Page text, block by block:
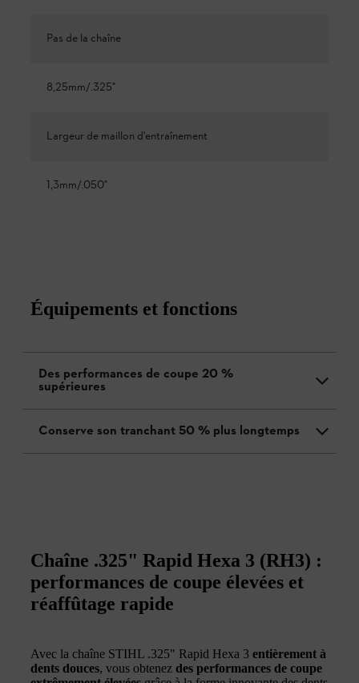
Pas de la chaîne
8,25mm/.325"
Largeur de maillon d'entraînement
1,3mm/.050"
Équipements et fonctions
Des performances de coupe 20 %
supérieures
Conserve son tranchant 50 % plus longtemps
Chaîne .325" Rapid Hexa 3 (RH3) :
performances de coupe élevées et
réaffûtage rapide
Avec la chaîne STIHL .325" Rapid Hexa 3 entièrement à
dents douces, vous obtenez des performances de coupe